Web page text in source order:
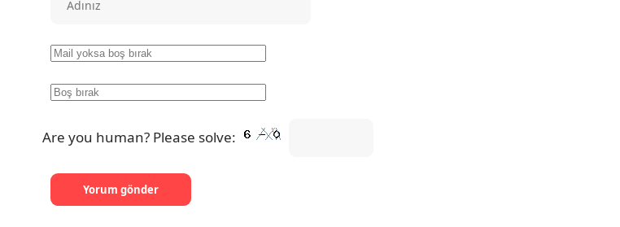
Are you human? Please solve: